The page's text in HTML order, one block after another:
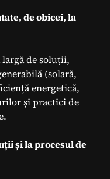
de obicei, la
de soluții,
(solară,
energetică,
și practici de
și la procesul de